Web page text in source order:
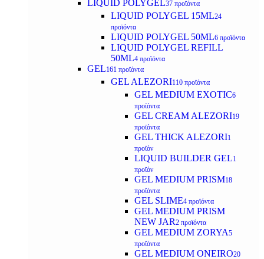
LIQUID POLYGEL37 προϊόντα
LIQUID POLYGEL 15ML24
προϊόντα
LIQUID POLYGEL 50ML6 προϊόντα
LIQUID POLYGEL REFILL
50ML4 προϊόντα
GEL161 προϊόντα
GEL ALEZORI110 προϊόντα
GEL MEDIUM EXOTIC6
προϊόντα
GEL CREAM ALEZORI19
προϊόντα
GEL THICK ALEZORI1
προϊόν
LIQUID BUILDER GEL1
προϊόν
GEL MEDIUM PRISM18
προϊόντα
GEL SLIME4 προϊόντα
GEL MEDIUM PRISM
NEW JAR2 προϊόντα
GEL MEDIUM ZORYA5
προϊόντα
GEL MEDIUM ONEIRO20